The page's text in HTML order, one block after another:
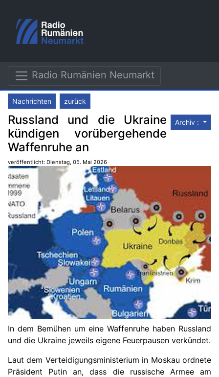
Radio Rumänien Neumarkt
Nachrichten zurück
Archiv :
Russland und die Ukraine
kündigen vorübergehende
Waffenruhe an
veröffentlicht: Dienstag, 05. Mai 2026
In dem Bemühen um eine Waffenruhe haben Russland
und die Ukraine jeweils eigene Feuerpausen verkündet.
Laut dem Verteidigungsministerium in Moskau ordnete
Präsident Putin an, dass die russische Armee am